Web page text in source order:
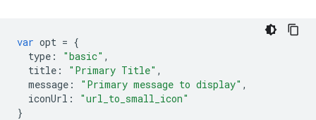
var opt = {
type : "basic" ,
title : "Primary Title" ,
message : "Primary message to display" ,
iconUrl :
"url_to_small_icon"
}